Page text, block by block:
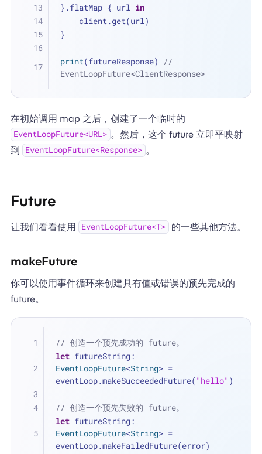
}.flatMap { url in
    client.get(url)
}
print(futureResponse) //
EventLoopFuture<ClientResponse>
在初始调用 map 之后，创建了一个临时的
EventLoopFuture<URL> 。然后，这个 future 立即平映射
到
EventLoopFuture<Response> 。
Future
让我们看看使用 EventLoopFuture<T> 的一些其他方法。
makeFuture
你可以使用事件循环来创建具有值或错误的预先完成的
future。
// 创造一个预先成功的 future。
let
EventLoopFuture<String> =
eventLoop.makeSucceededFuture( "hello" )
// 创造一个预先失败的 future。
let
EventLoopFuture<String> =
eventLoop.makeFailedFuture(error)